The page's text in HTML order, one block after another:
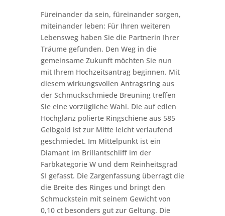
Füreinander da sein, füreinander sorgen,
miteinander leben: Für Ihren weiteren
Lebensweg haben Sie die Partnerin Ihrer
Träume gefunden. Den Weg in die
gemeinsame Zukunft möchten Sie nun
mit Ihrem Hochzeitsantrag beginnen. Mit
diesem wirkungsvollen Antragsring aus
der Schmuckschmiede Breuning treffen
Sie eine vorzügliche Wahl. Die auf edlen
Hochglanz polierte Ringschiene aus 585
Gelbgold ist zur Mitte leicht verlaufend
geschmiedet. Im Mittelpunkt ist ein
Diamant im Brillantschliff im der
Farbkategorie W und dem Reinheitsgrad
SI gefasst. Die Zargenfassung überragt die
die Breite des Ringes und bringt den
Schmuckstein mit seinem Gewicht von
0,10 ct besonders gut zur Geltung. Die